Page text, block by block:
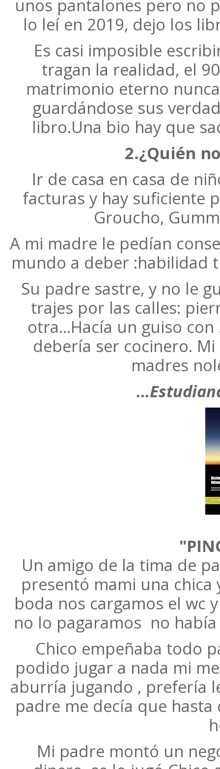
unos pantalones pero no
lo leí en 2019, dejo los
Es casi imposible
tragan la realidad, el
matrimonio eterno
guardándose sus
libro.Una bio hay que
2.¿Quién
Ir de casa en casa de
facturas y hay suficiente
Groucho,
A mi madre le pedían
mundo a deber :habilidad
Su padre sastre, y no le
trajes por las calles:
otra…Hacía un guiso
debería ser cocinero.
madres
Un amigo de la tima de
presentó mami una chica
boda nos cargamos el wc
no lo pagaramos no
Chico empeñaba todo
podido jugar a nada mi
aburría jugando , prefería
padre me decía que
Mi padre montó un